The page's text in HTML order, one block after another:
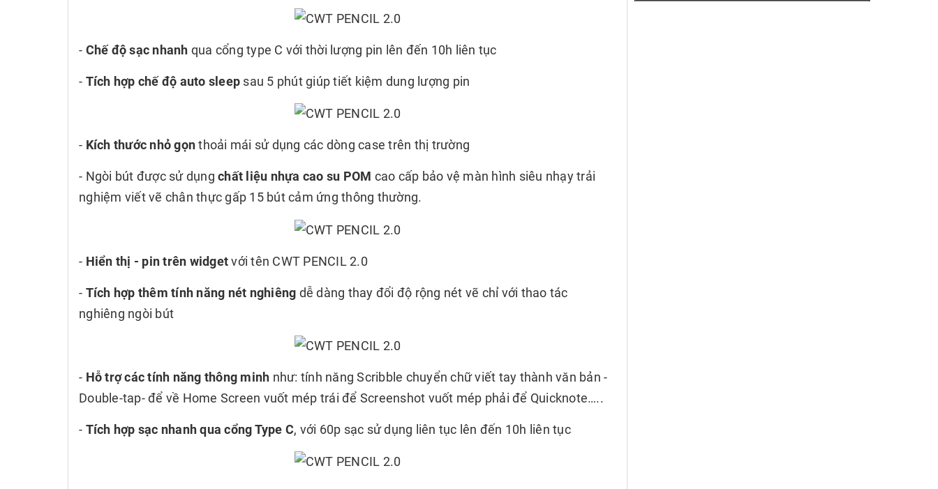
- Chế độ sạc nhanh qua cổng type C với thời lượng pin lên đến 10h liên tục
- Tích hợp chế độ auto sleep sau 5 phút giúp tiết kiệm dung lượng pin
- Kích thước nhỏ gọnthoải mái sử dụng các dòng case trên thị trường
- Ngòi bút được sử dụng chất liệu nhựa cao su POM cao cấp bảo vệ màn hình siêu nhạy trải
nghiệm viết vẽ chân thực gấp 15 bút cảm ứng thông thường.
- Hiển thị - pin trên widgetvới tên CWT PENCIL 2.0
- Tích hợp thêm tính năng nét nghiêng dễ dàng thay đổi độ rộng nét vẽ chỉ với thao tác
nghiêng ngòi bút
- Hỗ trợ các tính năng thông minh như: tính năng Scribble chuyển chữ viết tay thành văn bản -
Double-tap- để về Home Screen vuốt mép trái để Screenshot vuốt mép phải để Quicknote…..
- Tích hợp sạc nhanh qua cổng Type C, với 60p sạc sử dụng liên tục lên đến 10h liên tục